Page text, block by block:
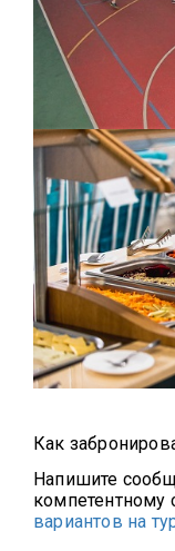
Как
Напишите
компетентному
вариантов на